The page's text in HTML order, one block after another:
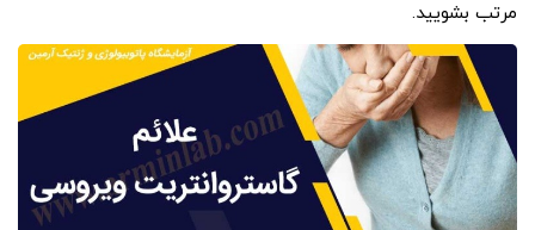
مرتب بشویید.